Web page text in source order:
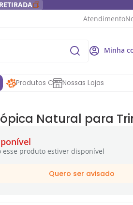
RETIRADA
Atendimento
Minha
Produtos CP Nossas Lojas
Natural para
esse produto estiver disponível
Quero ser avisado